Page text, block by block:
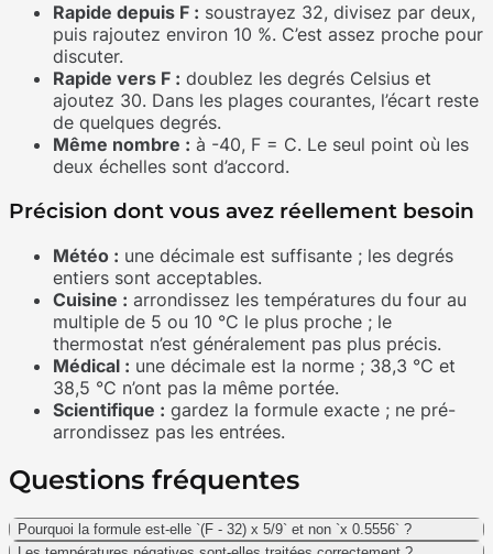
Rapide depuis F : soustrayez 32, divisez par deux,
puis rajoutez environ 10 %. C’est assez proche pour
discuter.
Rapide vers F : doublez les degrés Celsius et
ajoutez 30. Dans les plages courantes, l’écart reste
de quelques degrés.
Même nombre : à -40, F = C. Le seul point où les
deux échelles sont d’accord.
Précision dont vous avez réellement besoin
Météo : une décimale est suffisante ; les degrés
entiers sont acceptables.
Cuisine : arrondissez les températures du four au
multiple de 5 ou 10 °C le plus proche ; le
thermostat n’est généralement pas plus précis.
Médical : une décimale est la norme ; 38,3 °C et
38,5 °C n’ont pas la même portée.
Scientifique : gardez la formule exacte ; ne pré-
arrondissez pas les entrées.
Questions fréquentes
Pourquoi la formule est-elle `(F - 32) x 5/9` et non `x 0.5556` ?